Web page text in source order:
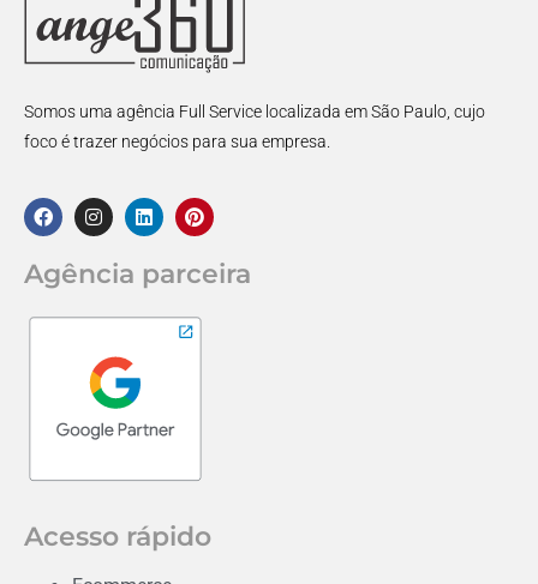
Somos uma agência Full Service localizada em São Paulo, cujo
foco é trazer negócios para sua empresa.
Agência parceira
Acesso rápido